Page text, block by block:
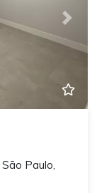
Next
Paulo,